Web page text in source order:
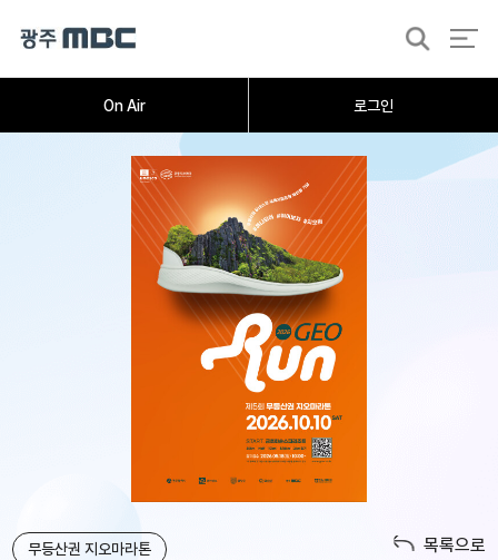
On Air 로그인
검
무등산권 지오마라톤 목록으로